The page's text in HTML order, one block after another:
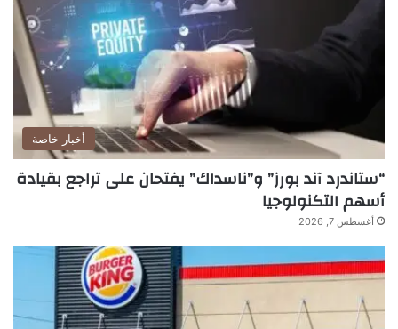
أخبار خاصة
“ستاندرد آند بورز” و”ناسداك” يفتحان على تراجع بقيادة
أسهم التكنولوجيا
أغسطس 7, 2026